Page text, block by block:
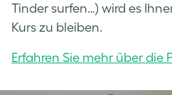
Tinder surfen…) wird es
Kurs zu bleiben.
Erfahren Sie mehr über die